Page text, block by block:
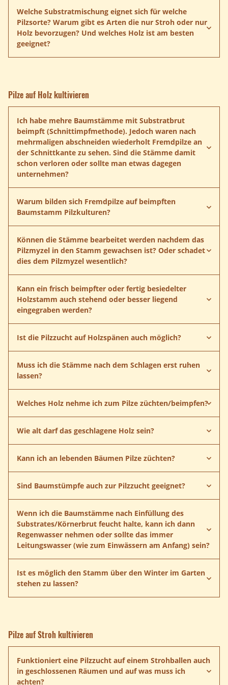
Welche Substratmischung eignet sich für welche
Pilzsorte? Warum gibt es Arten die nur Stroh oder nur
Holz bevorzugen? Und welches Holz ist am besten
geeignet?
Pilze auf Holz kultivieren
Ich habe mehre Baumstämme mit Substratbrut
beimpft (Schnittimpfmethode). Jedoch waren nach
mehrmaligen abschneiden wiederholt Fremdpilze an
der Schnittkante zu sehen. Sind die Stämme damit
schon verloren oder sollte man etwas dagegen
unternehmen?
Anleitung herunterladen
Warum bilden sich Fremdpilze auf beimpften
Baumstamm Pilzkulturen?
Können die Stämme bearbeitet werden nachdem das
Pilzmyzel in den Stamm gewachsen ist? Oder schadet
dies dem Pilzmyzel wesentlich?
Kann ein frisch beimpfter oder fertig besiedelter
Holzstamm auch stehend oder besser liegend
eingegraben werden?
Ist die Pilzzucht auf Holzspänen auch möglich?
Muss ich die Stämme nach dem Schlagen erst ruhen
lassen?
Welches Holz nehme ich zum Pilze züchten/beimpfen?
Wie alt darf das geschlagene Holz sein?
Anleitung herunterladen
Kann ich an lebenden Bäumen Pilze züchten?
Sind Baumstümpfe auch zur Pilzzucht geeignet?
Wenn ich die Baumstämme nach Einfüllung des
Substrates/Körnerbrut feucht halte, kann ich dann
Regenwasser nehmen oder sollte das immer
Leitungswasser (wie zum Einwässern am Anfang) sein?
keimfrei ist. In Regenwasser befinden sich oft Keime aus
der Luft welche sich besonders in abgestandenem
Ist es möglich den Stamm über den Winter im Garten
stehen zu lassen?
Pilze auf Stroh kultivieren
Funktioniert eine Pilzzucht auf einem Strohballen auch
in geschlossenen Räumen und auf was muss ich
achten?